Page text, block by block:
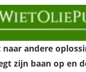
andere
zijn baan op en